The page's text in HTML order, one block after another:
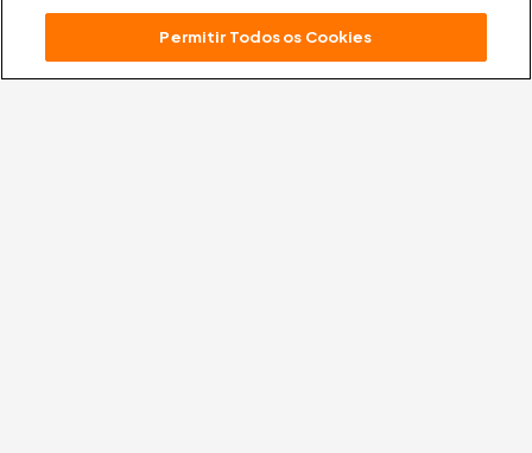
A missão oficial daFTDé levar uma educação
transformadora para as escolas, apoiada em valores
Permitir Todos os Cookies